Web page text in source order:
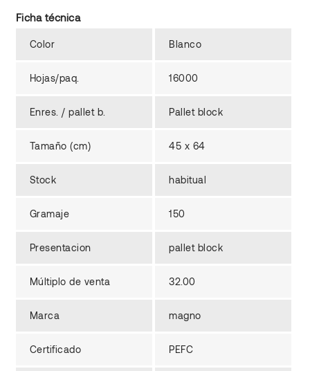
Ficha técnica
Color Blanco
Hojas/paq. 16000
Enres. / pallet b. Pallet block
Tamaño (cm) 45 x 64
Stock habitual
Gramaje 150
Presentacion pallet block
Múltiplo de venta 32.00
Marca magno
Certificado PEFC